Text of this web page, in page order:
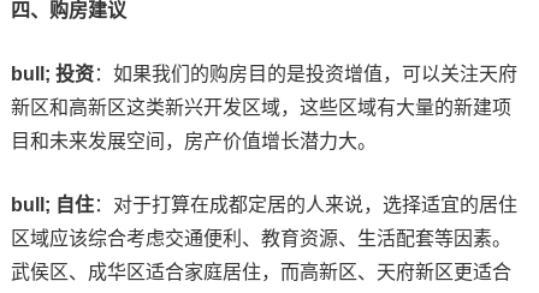
四、购房建议
bull; 投资：如果我们的购房目的是投资增值，可以关注天府
新区和高新区这类新兴开发区域，这些区域有大量的新建项
目和未来发展空间，房产价值增长潜力大。
bull; 自住：对于打算在成都定居的人来说，选择适宜的居住
区域应该综合考虑交通便利、教育资源、生活配套等因素。
武侯区、成华区适合家庭居住，而高新区、天府新区更适合